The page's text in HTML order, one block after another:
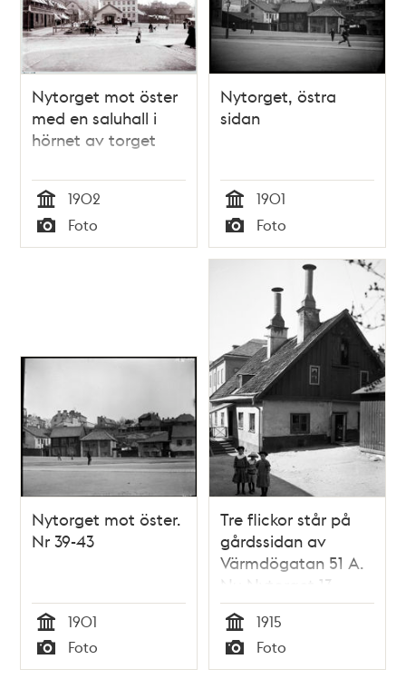
Nytorget mot öster
med en saluhall i
hörnet av torget
Tid
1902
Typ
Foto
Nytorget, östra
sidan
Tid
1901
Typ
Foto
Nytorget mot öster.
Nr 39-43
Tid
1901
Typ
Foto
Tre flickor står på
gårdssidan av
Värmdögatan 51 A.
Nu Nytorget 13
Tid
1915
Typ
Foto